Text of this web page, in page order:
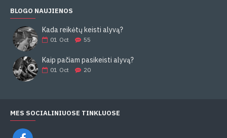
BLOGO NAUJIENOS
Kada reikėtų keisti alyvą?
01 Oct 55
Kaip pačiam pasikeisti alyvą?
01 Oct 20
MES SOCIALINIUOSE TINKLUOSE